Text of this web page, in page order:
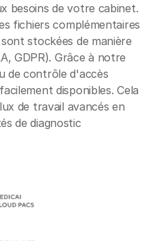
besoins de votre cabinet.
fichiers complémentaires
stockées de manière
GDPR). Grâce à notre
de contrôle d'accès
disponibles. Cela
de travail avancés en
de diagnostic